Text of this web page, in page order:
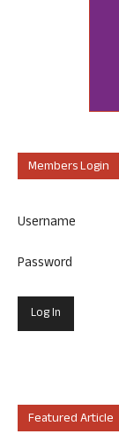
Members Login
Username
Password
Featured Article